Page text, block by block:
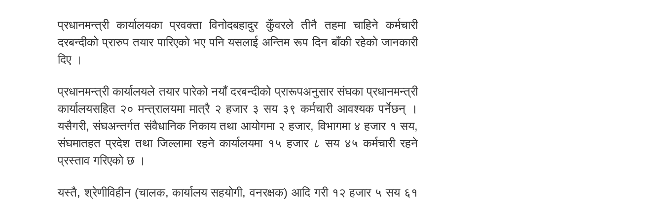
प्रधानमन्त्री कार्यालयका प्रवक्ता विनोदबहादुर कुँवरले तीनै तहमा चाहिने कर्मचारी
दरबन्दीको प्रारुप तयार पारिएको भए पनि यसलाई अन्तिम रूप दिन बाँकी रहेको जानकारी
दिए ।
प्रधानमन्त्री कार्यालयले तयार पारेको नयाँ दरबन्दीको प्रारूपअनुसार संघका प्रधानमन्त्री
कार्यालयसहित २० मन्त्रालयमा मात्रै २ हजार ३ सय ३९ कर्मचारी आवश्यक पर्नेछन् ।
यसैगरी, संघअन्तर्गत संवैधानिक निकाय तथा आयोगमा २ हजार, विभागमा ४ हजार १ सय,
संघमातहत प्रदेश तथा जिल्लामा रहने कार्यालयमा १५ हजार ८ सय ४५ कर्मचारी रहने
प्रस्ताव गरिएको छ ।
यस्तै, श्रेणीविहीन (चालक, कार्यालय सहयोगी, वनरक्षक) आदि गरी १२ हजार ५ सय ६१